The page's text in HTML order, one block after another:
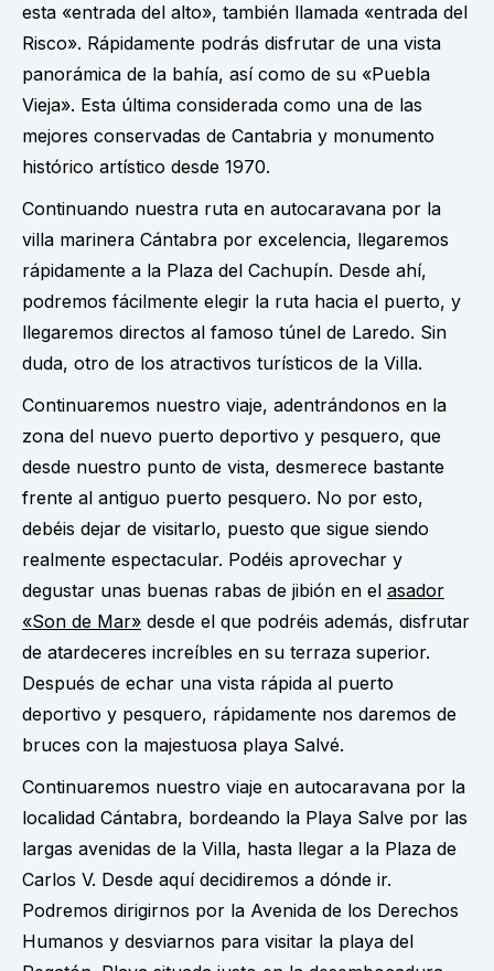
esta «entrada del alto», también llamada «entrada del
Risco». Rápidamente podrás disfrutar de una vista
panorámica de la bahía, así como de su «Puebla
Vieja». Esta última considerada como una de las
mejores conservadas de Cantabria y monumento
histórico artístico desde 1970.
Continuando nuestra ruta en autocaravana por la
villa marinera Cántabra por excelencia, llegaremos
rápidamente a la Plaza del Cachupín. Desde ahí,
podremos fácilmente elegir la ruta hacia el puerto, y
llegaremos directos al famoso túnel de Laredo. Sin
duda, otro de los atractivos turísticos de la Villa.
Continuaremos nuestro viaje, adentrándonos en la
zona del nuevo puerto deportivo y pesquero, que
desde nuestro punto de vista, desmerece bastante
frente al antiguo puerto pesquero. No por esto,
debéis dejar de visitarlo, puesto que sigue siendo
realmente espectacular. Podéis aprovechar y
degustar unas buenas rabas de jibión en el asador
«Son de Mar» desde el que podréis además, disfrutar
de atardeceres increíbles en su terraza superior.
Después de echar una vista rápida al puerto
deportivo y pesquero, rápidamente nos daremos de
bruces con la majestuosa playa Salvé.
Continuaremos nuestro viaje en autocaravana por la
localidad Cántabra, bordeando la Playa Salve por las
largas avenidas de la Villa, hasta llegar a la Plaza de
Carlos V. Desde aquí decidiremos a dónde ir.
Podremos dirigirnos por la Avenida de los Derechos
Humanos y desviarnos para visitar la playa del